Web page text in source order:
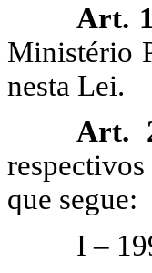
Art.
Ministério
nesta Lei.
Art.
que segue:
I –